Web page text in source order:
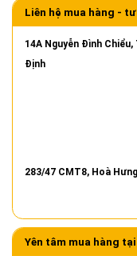
Liên hệ mua hàng - tư
14A Nguyễn Đình Chiểu,
Định
283/47 CMT8, Hoà Hưng
Yên tâm mua hàng